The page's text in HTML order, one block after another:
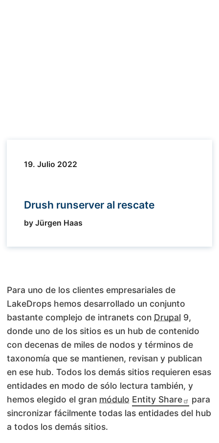
19. Julio 2022
Drush runserver al rescate
by Jürgen Haas
Para uno de los clientes empresariales de
LakeDrops hemos desarrollado un conjunto
bastante complejo de intranets con Drupal 9,
donde uno de los sitios es un hub de contenido
con decenas de miles de nodos y términos de
taxonomía que se mantienen, revisan y publican
en ese hub. Todos los demás sitios requieren esas
entidades en modo de sólo lectura también, y
hemos elegido el gran módulo Entity Share
para
sincronizar fácilmente todas las entidades del hub
a todos los demás sitios.